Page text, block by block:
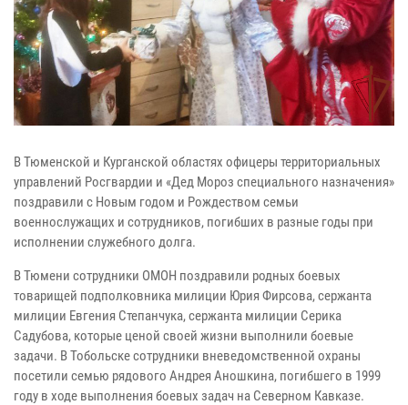
В Тюменской и Курганской областях офицеры территориальных
управлений Росгвардии и «Дед Мороз специального назначения»
поздравили с Новым годом и Рождеством семьи
военнослужащих и сотрудников, погибших в разные годы при
исполнении служебного долга.
В Тюмени сотрудники ОМОН поздравили родных боевых
товарищей подполковника милиции Юрия Фирсова, сержанта
милиции Евгения Степанчука, сержанта милиции Серика
Садубова, которые ценой своей жизни выполнили боевые
задачи. В Тобольске сотрудники вневедомственной охраны
посетили семью рядового Андрея Аношкина, погибшего в 1999
году в ходе выполнения боевых задач на Северном Кавказе.